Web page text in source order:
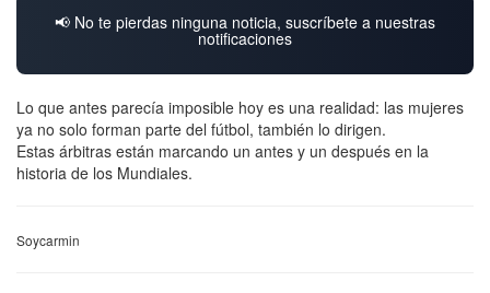
📢 No te pierdas ninguna noticia, suscríbete a nuestras
notificaciones
Lo que antes parecía imposible hoy es una realidad: las mujeres
ya no solo forman parte del fútbol, también lo dirigen.
Estas árbitras están marcando un antes y un después en la
historia de los Mundiales.
Soycarmin